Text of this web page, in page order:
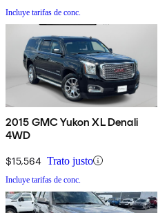
Incluye tarifas de conc.
2015 GMC Yukon XL Denali
4WD
$15,564 Trato justo
Incluye tarifas de conc.